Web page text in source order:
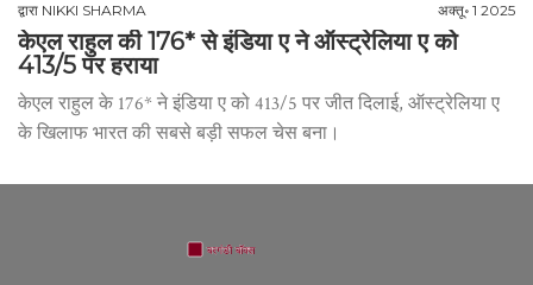
द्वारा NIKKI SHARMA अक्तू॰ 1 2025
केएल राहुल की 176* से इंडिया ए ने ऑस्ट्रेलिया ए को
413/5 पर हराया
केएल राहुल के 176* ने इंडिया ए को 413/5 पर जीत दिलाई, ऑस्ट्रेलिया ए
के खिलाफ भारत की सबसे बड़ी सफल चेस बना।